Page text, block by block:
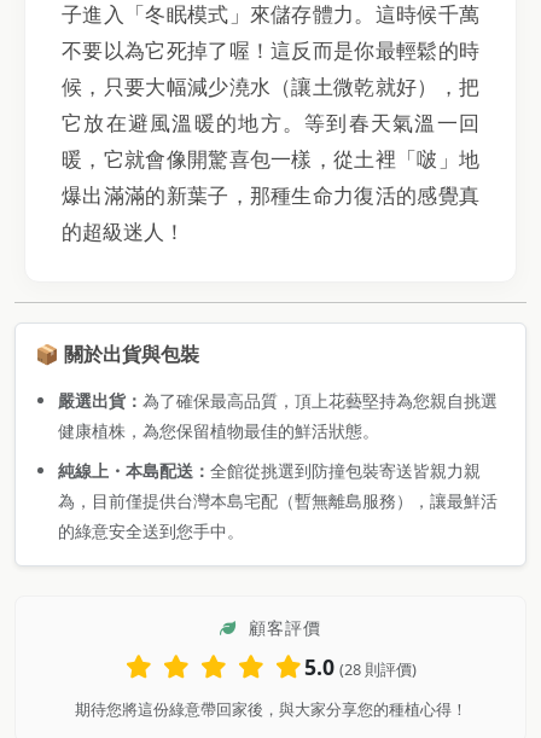
子進入「冬眠模式」來儲存體力。這時候千萬
不要以為它死掉了喔！這反而是你最輕鬆的時
候，只要大幅減少澆水（讓土微乾就好），把
它放在避風溫暖的地方。等到春天氣溫一回
暖，它就會像開驚喜包一樣，從土裡「啵」地
爆出滿滿的新葉子，那種生命力復活的感覺真
的超級迷人！
📦 關於出貨與包裝
嚴選出貨：為了確保最高品質，頂上花藝堅持為您親自挑選
健康植株，為您保留植物最佳的鮮活狀態。
純線上・本島配送：全館從挑選到防撞包裝寄送皆親力親
為，目前僅提供台灣本島宅配（暫無離島服務），讓最鮮活
的綠意安全送到您手中。
顧客評價
5.0 (28 則評價)
期待您將這份綠意帶回家後，與大家分享您的種植心得！